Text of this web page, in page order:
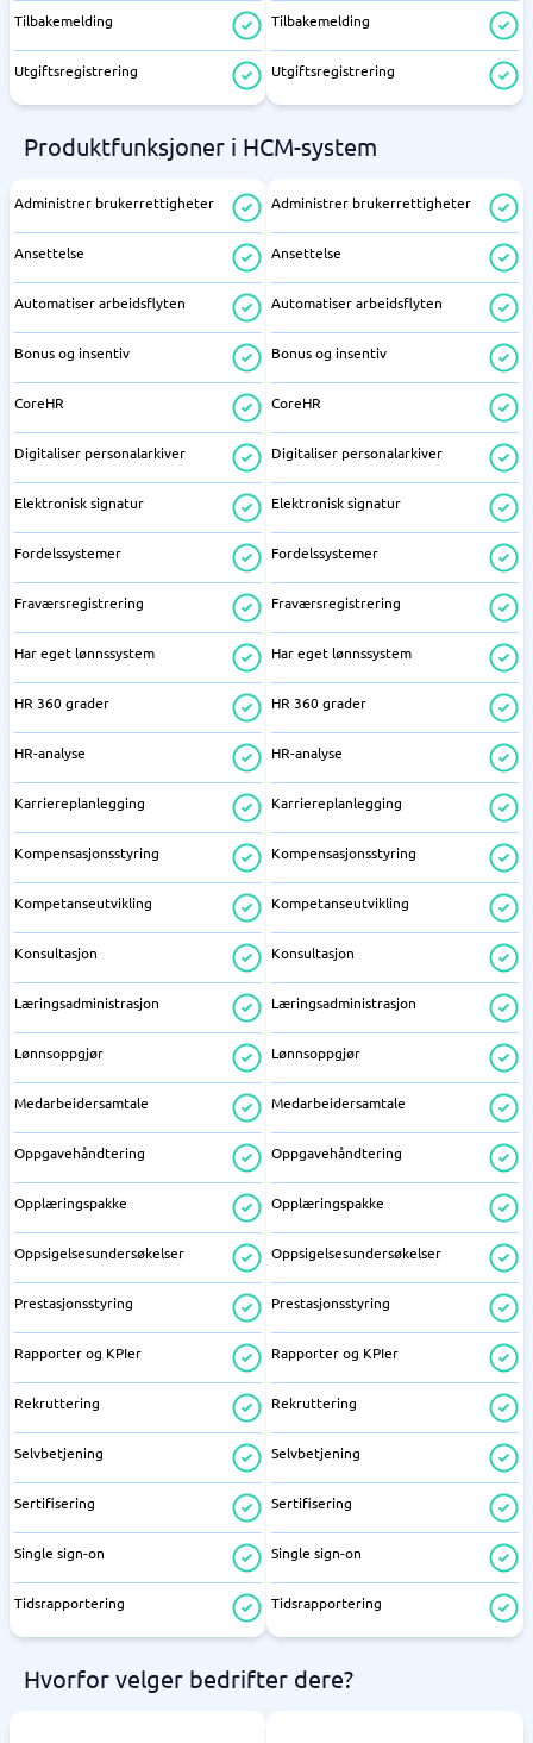
Tilbakemelding
Utgiftsregistrering
Tilbakemelding
Utgiftsregistrering
Produktfunksjoner i HCM-system
Administrer brukerrettigheter
Ansettelse
Automatiser arbeidsflyten
Bonus og insentiv
CoreHR
Digitaliser personalarkiver
Elektronisk signatur
Fordelssystemer
Fraværsregistrering
Har eget lønnssystem
HR 360 grader
HR-analyse
Karriereplanlegging
Kompensasjonsstyring
Kompetanseutvikling
Konsultasjon
Læringsadministrasjon
Lønnsoppgjør
Medarbeidersamtale
Oppgavehåndtering
Opplæringspakke
Oppsigelsesundersøkelser
Prestasjonsstyring
Rapporter og KPIer
Rekruttering
Selvbetjening
Sertifisering
Single sign-on
Tidsrapportering
Administrer brukerrettigheter
Ansettelse
Automatiser arbeidsflyten
Bonus og insentiv
CoreHR
Digitaliser personalarkiver
Elektronisk signatur
Fordelssystemer
Fraværsregistrering
Har eget lønnssystem
HR 360 grader
HR-analyse
Karriereplanlegging
Kompensasjonsstyring
Kompetanseutvikling
Konsultasjon
Læringsadministrasjon
Lønnsoppgjør
Medarbeidersamtale
Oppgavehåndtering
Opplæringspakke
Oppsigelsesundersøkelser
Prestasjonsstyring
Rapporter og KPIer
Rekruttering
Selvbetjening
Sertifisering
Single sign-on
Tidsrapportering
Hvorfor velger bedrifter dere?